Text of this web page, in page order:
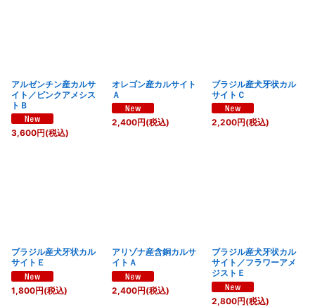
アルゼンチン産カルサ
イト／ピンクアメシス
トＢ
3,600円(税込)
オレゴン産カルサイト
Ａ
2,400円(税込)
ブラジル産犬牙状カル
サイトＣ
2,200円(税込)
ブラジル産犬牙状カル
サイトＥ
1,800円(税込)
アリゾナ産含銅カルサ
イトＡ
2,400円(税込)
ブラジル産犬牙状カル
サイト／フラワーアメ
ジストＥ
2,800円(税込)